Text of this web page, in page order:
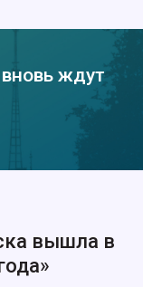
ждут
вышла в